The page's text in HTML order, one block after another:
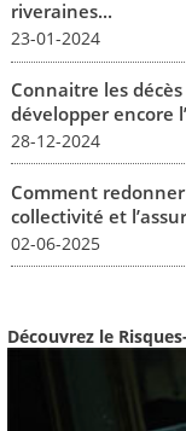
riveraines...
23-01-2024
Connaitre les
développer encore
28-12-2024
Comment
collectivité et
02-06-2025
Découvrez le